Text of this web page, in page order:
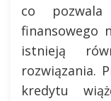
co pozwala
finansowego
istnieją
rozwiązania.
kredytu